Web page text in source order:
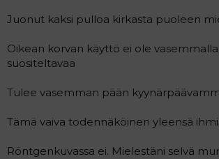
Juonut kaksi pulloa kirkasta puoleen
Oikean korvan käyttö ei ole
suositeltavaa
Tulee vasemman pään
Tämä vaiva todennäköinen yleensä
Röntgenkuvassa ei. Mielestäni selvä